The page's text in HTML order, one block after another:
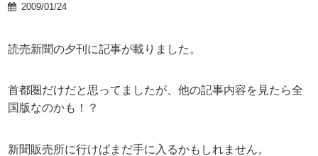
2009/01/24
読売新聞の夕刊に記事が載りました。
首都圏だけだと思ってましたが、他の記事内容を見たら全
国版なのかも！？
新聞販売所に行けばまだ手に入るかもしれません。